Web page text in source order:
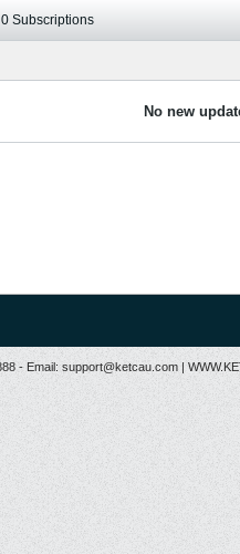
0 Subscriptions
No new
- Email: support@ketcau.com |